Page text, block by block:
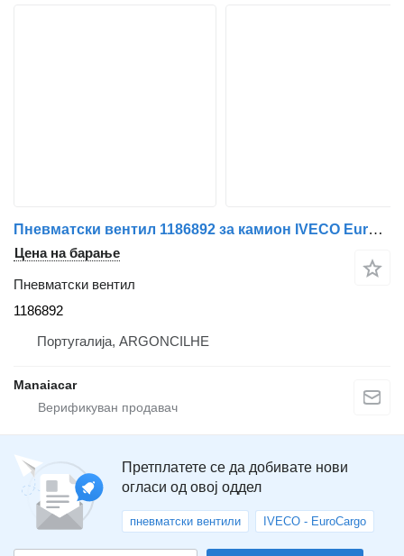
Пневматски вентил 1186892 за камион IVECO EuroCargo I-III | 91 - 15
Цена на барање
Пневматски вентил
1186892
Португалија, ARGONCILHE
Manaiacar
Претплатете се да добивате нови
огласи од овој оддел
пневматски вентили IVECO - EuroCargo